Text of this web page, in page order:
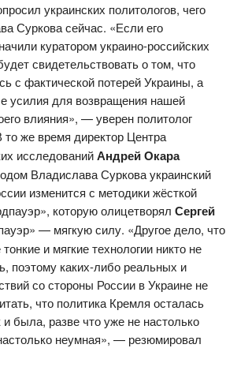
украинских политологов, чего
Суркова сейчас. «Если его
куратором украино-российских
свидетельствовать о том, что
с фактической потерей Украины, а
усилия для возвращения нашей
влияния», — уверен политолог
то же время директор Центра
исследованийАндрей Окара
Владислава Суркова украинский
изменится с методики жёсткой
которую олицетворял Сергей
— мягкую силу. «Другое дело, что
и мягкие технологии никто не
поэтому каких-либо реальных и
со стороны России в Украине не
что политика Кремля осталась
и была, разве что уже не настолько
неумная», — резюмировал